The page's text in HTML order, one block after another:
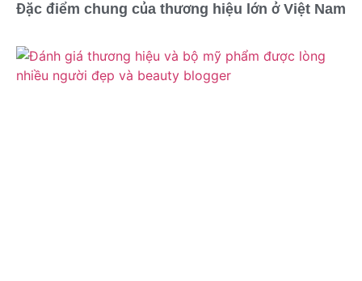
Đặc điểm chung của thương hiệu lớn ở Việt Nam